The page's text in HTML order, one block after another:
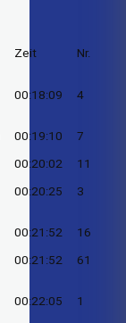
Zeit Nr.
00:18:09 4
00:19:10 7
00:20:02 11
00:20:25 3
00:21:52 16
00:21:52 61
00:22:05 1